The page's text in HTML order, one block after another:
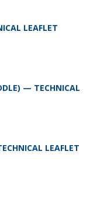
LEAFLET
— TECHNICAL
LEAFLET